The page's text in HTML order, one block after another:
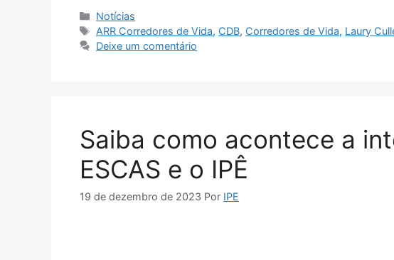
Notícias
ARR Corredores de Vida, CDB, Corredores de Vida, Laury
Deixe um comentário
Saiba como acontece a
ESCAS e o IPÊ
19 de dezembro de 2023 Por IPE